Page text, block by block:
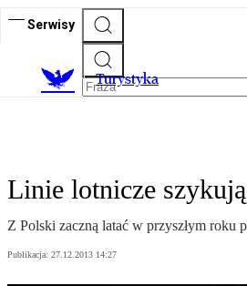
Serwisy
Turystyka
Linie lotnicze
Z Polski zaczną latać w przyszłym
Publikacja: 27.12.2013 14:27